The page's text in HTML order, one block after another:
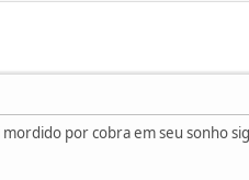
por cobra em seu sonho